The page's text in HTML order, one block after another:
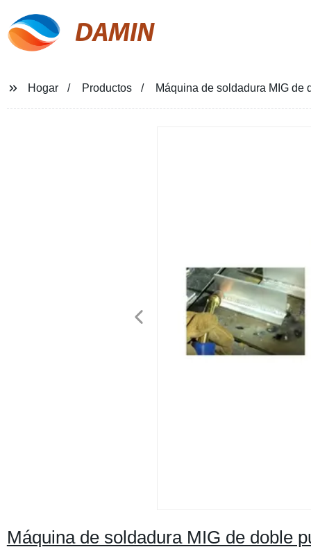
DAMIN
Hogar Productos Máquina de soldadura MIG
Máquina de soldadura MIG de doble